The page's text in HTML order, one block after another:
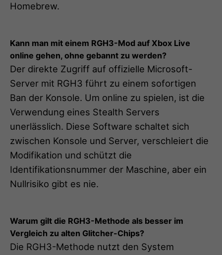
Homebrew.
Kann man mit einem RGH3-Mod auf Xbox Live
online gehen, ohne gebannt zu werden?
Der direkte Zugriff auf offizielle Microsoft-
Server mit RGH3 führt zu einem sofortigen
Ban der Konsole. Um online zu spielen, ist die
Verwendung eines Stealth Servers
unerlässlich. Diese Software schaltet sich
zwischen Konsole und Server, verschleiert die
Modifikation und schützt die
Identifikationsnummer der Maschine, aber ein
Nullrisiko gibt es nie.
Warum gilt die RGH3-Methode als besser im
Vergleich zu alten Glitcher-Chips?
Die RGH3-Methode nutzt den System